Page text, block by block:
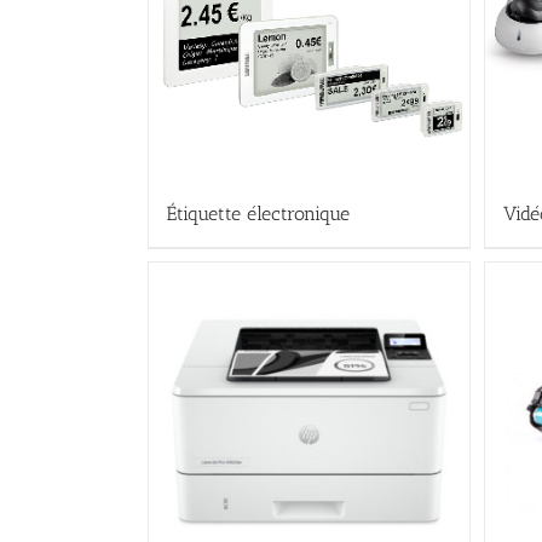
Étiquette électronique